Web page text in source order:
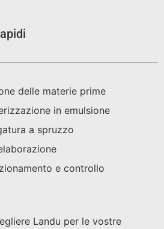
delle materie prime
in emulsione
a spruzzo
e controllo
Landu per le vostre